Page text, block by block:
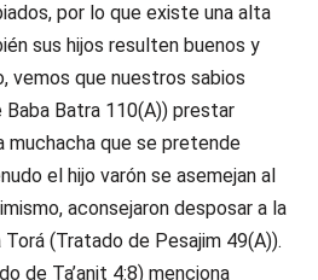
por lo que existe una alta
sus hijos resulten buenos y
vemos que nuestros sabios
Batra 110(A)) prestar
muchacha que se pretende
el hijo varón se asemejan al
aconsejaron desposar a la
(Tratado de Pesajim 49(A)).
de Ta’anit 4:8) menciona